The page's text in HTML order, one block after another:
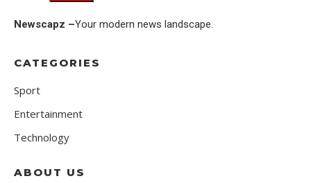
Newscapz –Your modern news landscape.
CATEGORIES
Sport
Entertainment
Technology
ABOUT US